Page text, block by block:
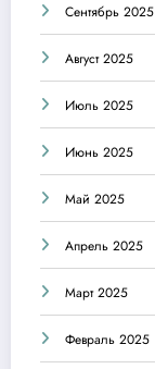
Сентябрь 2025
Август 2025
Июль 2025
Июнь 2025
Май 2025
Апрель 2025
Март 2025
Февраль 2025